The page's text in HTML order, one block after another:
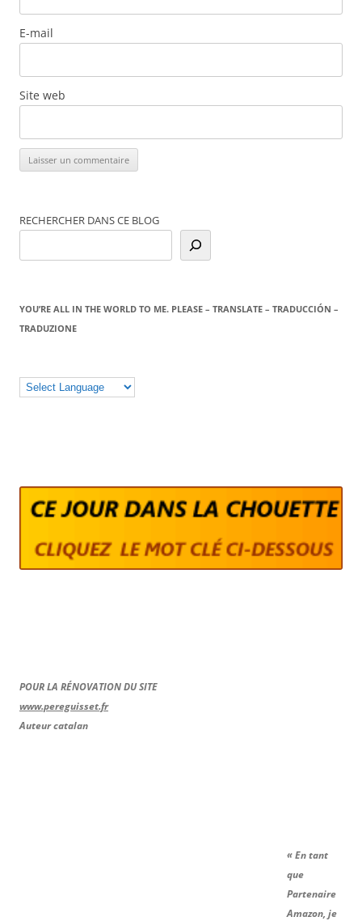
E-mail
Site web
RECHERCHER DANS CE BLOG
YOU’RE ALL IN THE WORLD TO ME. PLEASE – TRANSLATE – TRADUCCIÓN –
TRADUZIONE
POUR LA RÉNOVATION DU SITE
www.pereguisset.fr
Auteur catalan
« En tant
que
Partenaire
Amazon, je